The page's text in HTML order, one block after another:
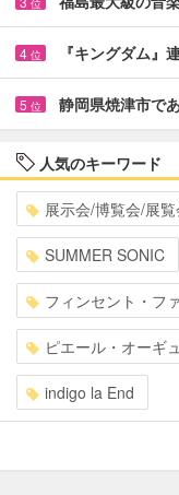
位
4 位 『キングダム
5 位 静岡県焼津市で
人気のキーワード
展示会/博覧会/展覧
SUMMER SONIC
フィンセント・フ
ピエール・オーギ
indigo la End